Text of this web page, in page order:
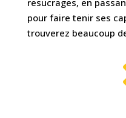
resucrages, en
pour faire tenir ses
trouverez beaucoup